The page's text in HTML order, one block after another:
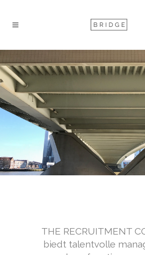
THE RECRUITMENT
biedt talentvolle